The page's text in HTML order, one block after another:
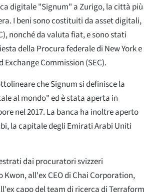
digitale "Signum" a Zurigo, la città più
I beni sono costituiti da asset digitali,
nonché da valuta fiat, e sono stati
della Procura federale di New York e
Exchange Commission (SEC).
che Signum si definisce la
al mondo" ed è stata aperta in
nel 2017. La banca ha inoltre aperto
la capitale degli Emirati Arabi Uniti
dai procuratori svizzeri
Kwon, all'ex CEO di Chai Corporation,
capo del team di ricerca di Terraform